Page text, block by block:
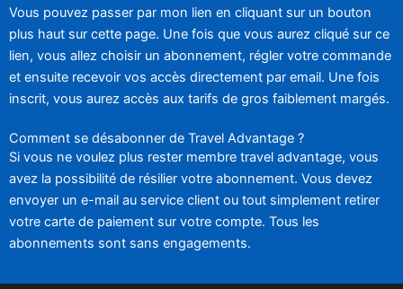
Vous pouvez passer par mon lien en cliquant sur un bouton
plus haut sur cette page. Une fois que vous aurez cliqué sur ce
lien, vous allez choisir un abonnement, régler votre commande
et ensuite recevoir vos accès directement par email. Une fois
inscrit, vous aurez accès aux tarifs de gros faiblement margés.
Comment se désabonner de Travel Advantage ?
Si vous ne voulez plus rester membre travel advantage, vous
avez la possibilité de résilier votre abonnement. Vous devez
envoyer un e-mail au service client ou tout simplement retirer
votre carte de paiement sur votre compte. Tous les
abonnements sont sans engagements.